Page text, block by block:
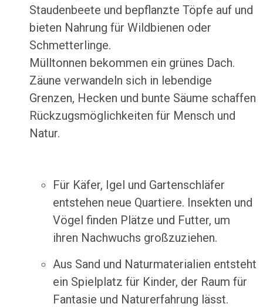
Staudenbeete und bepflanzte Töpfe auf und
bieten Nahrung für Wildbienen oder
Schmetterlinge.
Mülltonnen bekommen ein grünes Dach.
Zäune verwandeln sich in lebendige
Grenzen, Hecken und bunte Säume schaffen
Rückzugsmöglichkeiten für Mensch und
Natur.
Für Käfer, Igel und Gartenschläfer
entstehen neue Quartiere. Insekten und
Vögel finden Plätze und Futter, um
ihren Nachwuchs großzuziehen.
Aus Sand und Naturmaterialien entsteht
ein Spielplatz für Kinder, der Raum für
Fantasie und Naturerfahrung lässt.